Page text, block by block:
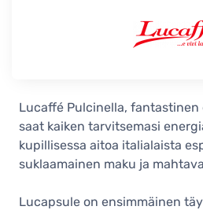
Lucaffé Pulcinella, fantastinen
saat kaiken tarvitsemasi
kupillisessa aitoa italialaista
suklaamainen maku ja
Lucapsule on ensimmäinen